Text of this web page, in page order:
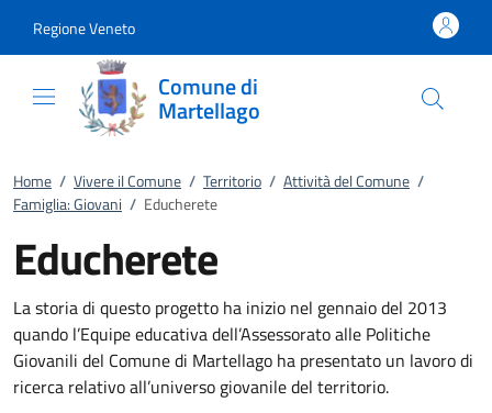
Regione Veneto
Comune di
Martellago
Home / Vivere il Comune / Territorio / Attività del Comune /
Famiglia: Giovani / Educherete
Educherete
La storia di questo progetto ha inizio nel gennaio del 2013
quando l’Equipe educativa dell’Assessorato alle Politiche
Giovanili del Comune di Martellago ha presentato un lavoro di
ricerca relativo all’universo giovanile del territorio.